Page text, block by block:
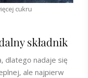
cukru
składnik
dlatego nadaje się
ale najpierw